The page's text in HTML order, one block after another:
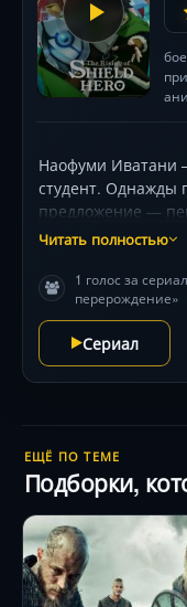
Наофуми Иватани
студент. Однажды
предложение —
для его спасения.
Наофуми
ограбления. Он
должен
Читать полностью
1 голос за
перерождение»
Сериал
ЕЩЁ ПО ТЕМЕ
Подборки,